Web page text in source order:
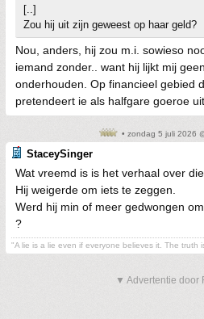
[..]
Zou hij uit zijn geweest op haar geld?
Nou, anders, hij zou m.i. sowieso
iemand zonder.. want hij lijkt mij
onderhouden. Op financieel gebied
pretendeert ie als halfgare goeroe
• zondag 5 juli 2026
StaceySinger
Wat vreemd is is het verhaal over
Hij weigerde om iets te zeggen.
Werd hij min of meer gedwongen
?
"A lie is a lie even if everyone believes it. The truth
▼ Advertentie door